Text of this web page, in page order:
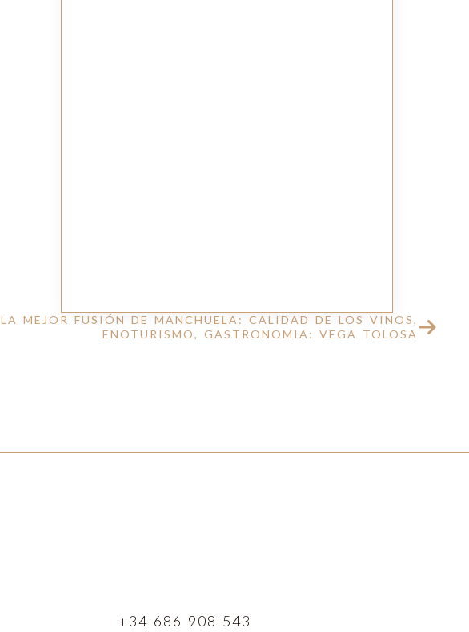
LA MEJOR FUSIÓN DE MANCHUELA: CALIDAD DE LOS VINOS,
ENOTURISMO, GASTRONOMIA: VEGA TOLOSA
+34 686 908 543